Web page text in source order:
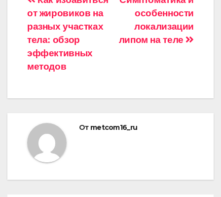
по
записям
особенности
локализации
липом на теле
от жировиков на
разных участках
тела: обзор
эффективных
методов
От metcom16_ru